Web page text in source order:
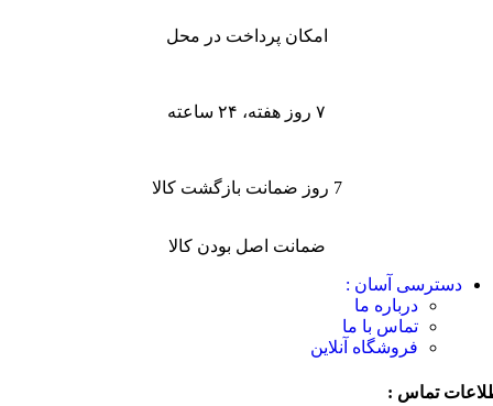
امکان پرداخت در محل
۷ روز هفته، ۲۴ ساعته
7 روز ضمانت بازگشت کالا
ضمانت اصل بودن کالا
دسترسی آسان :
درباره ما
تماس با ما
فروشگاه آنلاین
تماس :